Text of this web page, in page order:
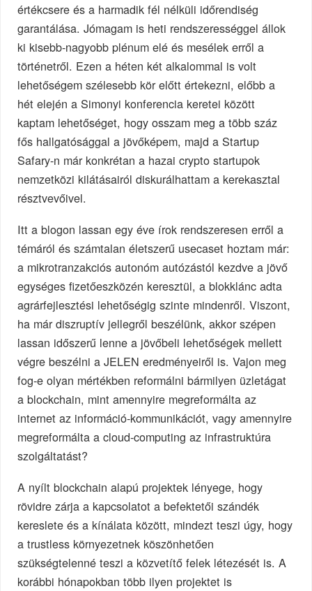
értékcsere és a harmadik fél nélküli időrendiség
garantálása. Jómagam is heti rendszerességgel állok
ki kisebb-nagyobb plénum elé és mesélek erről a
történetről. Ezen a héten két alkalommal is volt
lehetőségem szélesebb kör előtt értekezni, előbb a
hét elején a Simonyi konferencia keretei között
kaptam lehetőséget, hogy osszam meg a több száz
fős hallgatósággal a jövőképem, majd a Startup
Safary-n már konkrétan a hazai crypto startupok
nemzetközi kilátásairól diskurálhattam a kerekasztal
résztvevőivel.
Itt a blogon lassan egy éve írok rendszeresen erről a
témáról és számtalan életszerű usecaset hoztam már:
a mikrotranzakciós autonóm autózástól kezdve a jövő
egységes fizetőeszközén keresztül, a blokklánc adta
agrárfejlesztési lehetőségig szinte mindenről. Viszont,
ha már diszruptív jellegről beszélünk, akkor szépen
lassan időszerű lenne a jövőbeli lehetőségek mellett
végre beszélni a JELEN eredményeiről is. Vajon meg
fog-e olyan mértékben reformálni bármilyen üzletágat
a blockchain, mint amennyire megreformálta az
internet az információ-kommunikációt, vagy amennyire
megreformálta a cloud-computing az infrastruktúra
szolgáltatást?
A nyílt blockchain alapú projektek lényege, hogy
rövidre zárja a kapcsolatot a befektetői szándék
kereslete és a kínálata között, mindezt teszi úgy, hogy
a trustless környezetnek köszönhetően
szükségtelenné teszi a közvetítő felek létezését is. A
korábbi hónapokban több ilyen projektet is